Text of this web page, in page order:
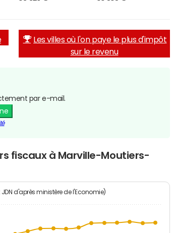
Les villes où l'on paye le plus d'impôt
sur le revenu
par e-mail.
fiscaux à Marville-Moutiers-
d'après ministère de l'Economie)